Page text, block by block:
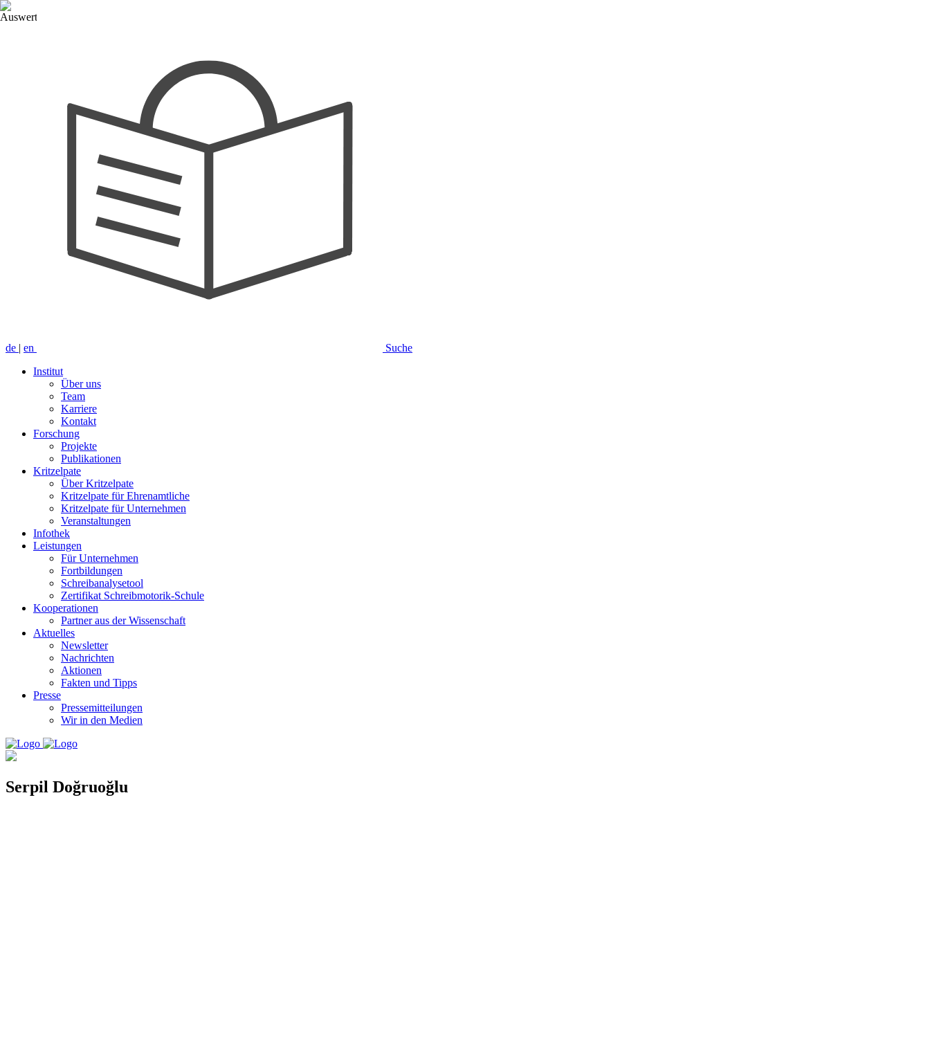
de | en
Suche
Institut
Über uns
Team
Karriere
Kontakt
Forschung
Projekte
Publikationen
Kritzelpate
Über Kritzelpate
Kritzelpate für Ehrenamtliche
Kritzelpate für Unternehmen
Veranstaltungen
Infothek
Leistungen
Für Unternehmen
Fortbildungen
Schreibanalysetool
Zertifikat Schreibmotorik-Schule
Kooperationen
Partner aus der Wissenschaft
Aktuelles
Newsletter
Nachrichten
Aktionen
Fakten und Tipps
Presse
Pressemitteilungen
Wir in den Medien
Serpil Doğruoğlu